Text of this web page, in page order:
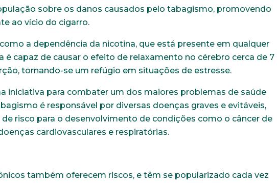
sobre os danos causados pelo tabagismo, promovendo
ao vício do cigarro.
a dependência da nicotina, que está presente em qualquer
é capaz de causar o efeito de relaxamento no cérebro cerca de 7
tornando-se um refúgio em situações de estresse.
iniciativa para combater um dos maiores problemas de saúde
é responsável por diversas doenças graves e evitáveis,
risco para o desenvolvimento de condições como o câncer de
cardiovasculares e respiratórias.
também oferecem riscos, e têm se popularizado cada vez